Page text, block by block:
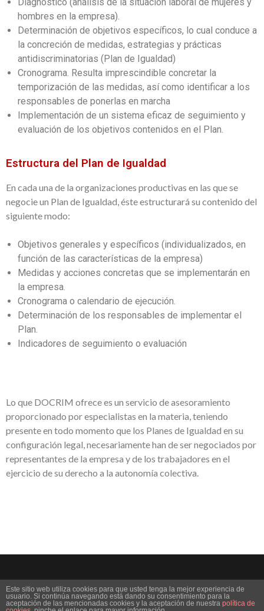
Diagnóstico (análisis de la situación laboral de mujeres y
hombres en la empresa).
Determinación de objetivos específicos, lo cual conduce a
la concreción de medidas, estrategias y prácticas
antidiscriminatorias (Plan de Igualdad)
Cronograma. Resulta imprescindible concretar la
temporización de las medidas, así como identificar a los
responsables de ponerlas en marcha
Implementación de un sistema eficaz de seguimiento y
evaluación de los objetivos contenidos en el Plan.
Estructura del Plan de Igualdad
En cada una de la organizaciones productivas en las que se
negocie un Plan de Igualdad, éste estructurará su contenido del
siguiente modo:
Objetivos generales y específicos (individualizados, en
función de las características de la empresa)
Medidas y acciones concretas que se implementarán en
la empresa.
Cronograma o calendario de ejecución.
Determinación de los responsables de implementar el
Plan.
Indicadores de seguimiento o evaluación
Lo que DOCRIM ofrece es un servicio de asesoramiento
proporcionado por especialistas en la materia, teniendo
presente en todo momento que los Planes de Igualdad en su
configuración legal, necesariamente han de ser negociados por
representantes de la empresa y de los trabajadores en el
ejercicio de su derecho a la autonomía colectiva.
© 2019 DOCRIM | Todos los derechos reservados.
Este sitio web utiliza cookies para que usted tenga la mejor experiencia de
usuario. Si continúa navegando está dando su consentimiento para la
aceptación de las mencionadas cookies y la aceptación de nuestra política de